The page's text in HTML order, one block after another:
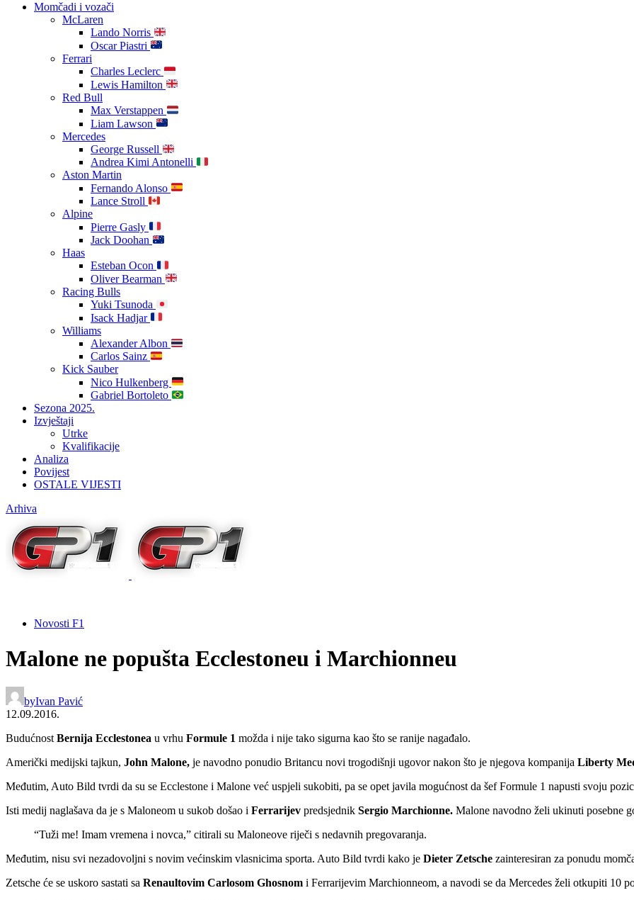
Momčadi i vozači
McLaren
Lando Norris
Oscar Piastri
Ferrari
Charles Leclerc
Lewis Hamilton
Red Bull
Max Verstappen
Liam Lawson
Mercedes
George Russell
Andrea Kimi Antonelli
Aston Martin
Fernando Alonso
Lance Stroll
Alpine
Pierre Gasly
Jack Doohan
Haas
Esteban Ocon
Oliver Bearman
Racing Bulls
Yuki Tsunoda
Isack Hadjar
Williams
Alexander Albon
Carlos Sainz
Kick Sauber
Nico Hulkenberg
Gabriel Bortoleto
Sezona 2025.
Izvještaji
Utrke
Kvalifikacije
Analiza
Povijest
OSTALE VIJESTI
Arhiva
Novosti F1
Malone ne popušta Ecclestoneu i Marchionneu
byIvan Pavić
12.09.2016.
Budućnost Bernija Ecclestonea u vrhu Formule 1 možda i nije tako sigurna kao što se ranije nagađalo.
Američki medijski tajkun, John Malone, je navodno ponudio Britancu novi trogodišnji ugovor nakon što je njegova kompanija Liberty
Međutim, Auto Bild tvrdi da su se Ecclestone i Malone već uspjeli sukobiti, pa se opet javila mogućnost da šef Formule 1 napusti svoju
Isti medij naglašava da je s Maloneom u sukob došao i Ferrarijev predsjednik Sergio Marchionne. Malone navodno želi ukinuti posebne
“Tuži me! Imam vremena i novca,” citirali su Maloneove riječi s nedavnih pregovaranja.
Međutim, nisu svi nezadovoljni s novim većinskim vlasnicima sporta. Auto Bild tvrdi kako je Dieter Zetsche zainteresiran za ponudu
Zetsche će se uskoro sastati sa Renaultovim Carlosom Ghosnom i Ferrarijevim Marchionneom, a navodi se da Mercedes želi otkupiti 10